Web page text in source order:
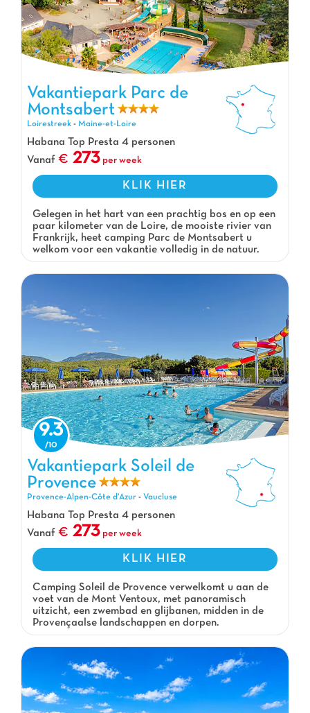
Vakantiepark Parc de
Montsabert
Loirestreek - Maine-et-Loire
Habana Top Presta 4 personen
Vanaf
273 per week
KLIK HIER
Gelegen in het hart van een prachtig bos en op een
paar kilometer van de Loire, de mooiste rivier van
Frankrijk, heet camping Parc de Montsabert u
welkom voor een vakantie volledig in de natuur.
Vakantiepark Soleil de Provence, Vakantiepark Provence-Alpen-Côte
d'Azur
9.3
Vakantiepark Soleil de
Provence
Provence-Alpen-Côte d'Azur - Vaucluse
Habana Top Presta 4 personen
Vanaf
273 per week
KLIK HIER
Camping Soleil de Provence verwelkomt u aan de
voet van de Mont Ventoux, met panoramisch
uitzicht, een zwembad en glijbanen, midden in de
Provençaalse landschappen en dorpen.